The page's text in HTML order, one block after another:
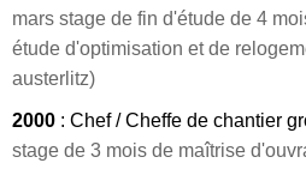
mars stage de fin d'étude de 4
étude d'optimisation et de
austerlitz)
2000 : Chef / Cheffe de chantier
stage de 3 mois de maîtrise